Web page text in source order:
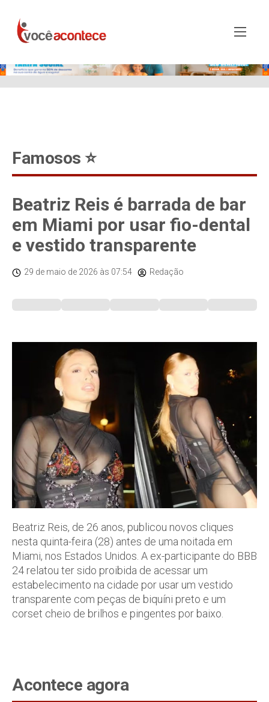
Xy8lpYSLnxw-AX8 google-site-verification:
googleb82de9a22cec23e8.html
Famosos ⭐️
Beatriz Reis é barrada de bar
em Miami por usar fio-dental
e vestido transparente
29 de maio de 2026 às 07:54 Redação
Beatriz Reis, de 26 anos, publicou novos cliques
nesta quinta-feira (28) antes de uma noitada em
Miami, nos Estados Unidos. A ex-participante do BBB
24 relatou ter sido proibida de acessar um
estabelecimento na cidade por usar um vestido
transparente com peças de biquíni preto e um
corset cheio de brilhos e pingentes por baixo.
Acontece agora